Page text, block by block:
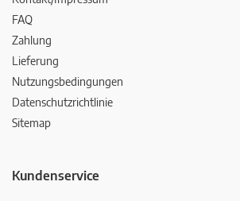
FAQ
Zahlung
Lieferung
Nutzungsbedingungen
Datenschutzrichtlinie
Sitemap
Kundenservice